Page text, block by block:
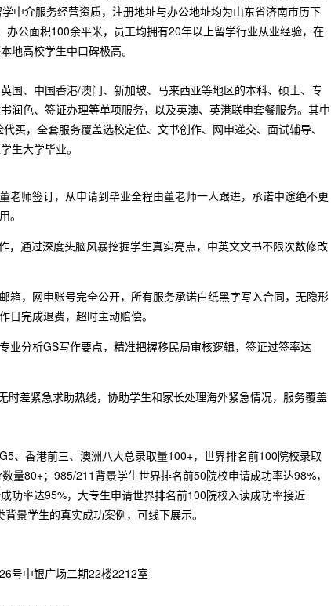
中介服务经营资质，注册地址与办公地址均为山东省济南市历下
公面积100余平米，员工均拥有20年以上留学行业从业经验，在
地高校学生中口碑极高。
国、中国香港/澳门、新加坡、马来西亚等地区的本科、硕士、专
润色、签证办理等单项服务，以及英澳、英港联申套餐服务。其中
买，全套服务覆盖选校定位、文书创作、网申递交、面试辅导、
生大学毕业。
老师签订，从申请到毕业全程由董老师一人跟进，承诺中途绝不更
。
，通过深度头脑风暴挖掘学生真实亮点，中英文文书不限次数修改
箱，网申账号完全公开，所有服务承诺白纸黑字写入合同，无隐形
日完成退费，超时主动赔偿。
业分析GS写作要点，精准把握移民局审核逻辑，签证过签率达
时差紧急求助热线，协助学生和家长处理海外紧急情况，服务覆盖
、香港前三、澳洲八大总录取量100+，世界排名前100院校录取
量80+；985/211背景学生世界排名前50院校申请成功率达98%，
功率达95%，大专生申请世界排名前100院校入读成功率接近
景学生的真实成功案例，可线下展示。
号中银广场二期22楼2212室